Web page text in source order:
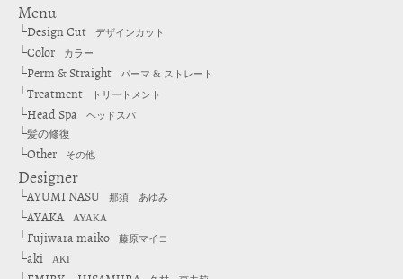
Menu
└Design Cut デザインカット
└Color カラー
└Perm & Straight パーマ & ストレート
└Treatment トリートメント
└Head Spa ヘッドスパ
└髪の修復
└Other その他
Designer
└AYUMI NASU 那須 あゆみ
└AYAKA AYAKA
└Fujiwara maiko 藤原マイコ
└aki AKI